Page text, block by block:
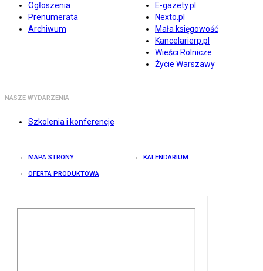
Ogłoszenia
Prenumerata
Archiwum
E-gazety.pl
Nexto.pl
Mała księgowość
Kancelarierp.pl
Wieści Rolnicze
Życie Warszawy
NASZE WYDARZENIA
Szkolenia i konferencje
MAPA STRONY KALENDARIUM
OFERTA PRODUKTOWA